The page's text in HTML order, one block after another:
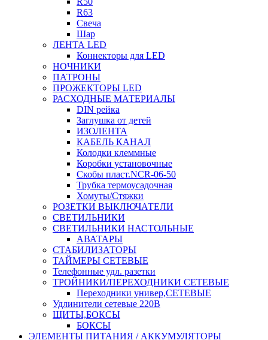
R63
Свеча
Шар
ЛЕНТА LED
Коннекторы для LED
НОЧНИКИ
ПАТРОНЫ
ПРОЖЕКТОРЫ LED
РАСХОДНЫЕ МАТЕРИАЛЫ
DIN рейка
Заглушка от детей
ИЗОЛЕНТА
КАБЕЛЬ КАНАЛ
Колодки клеммные
Коробки установочные
Скобы пласт.NCR-06-50
Трубка термоусадочная
Хомуты/Стяжки
РОЗЕТКИ ВЫКЛЮЧАТЕЛИ
СВЕТИЛЬНИКИ
СВЕТИЛЬНИКИ НАСТОЛЬНЫЕ
АВАТАРЫ
СТАБИЛИЗАТОРЫ
ТАЙМЕРЫ СЕТЕВЫЕ
Телефонные удл. разетки
ТРОЙНИКИ/ПЕРЕХОДНИКИ СЕТЕВЫЕ
Переходники универ,СЕТЕВЫЕ
Удлинители сетевые 220В
ЩИТЫ,БОКСЫ
БОКСЫ
ЭЛЕМЕНТЫ ПИТАНИЯ / АККУМУЛЯТОРЫ